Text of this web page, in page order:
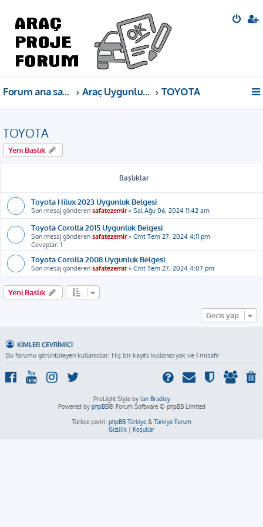
Forum ana sayfa Araç Uygunluk Belgeleri TOYOTA
TOYOTA
Yeni Başlık
Başlıklar
Toyota Hilux 2023 Uygunluk Belgesi
Son mesaj gönderen safatezemir« Sal Ağu 06, 2024 11:42 am
Toyota Corolla 2015 Uygunluk Belgesi
Son mesaj gönderen safatezemir« Cmt Tem 27, 2024 4:11 pm
Cevaplar: 1
Toyota Corolla 2008 Uygunluk Belgesi
Son mesaj gönderen safatezemir« Cmt Tem 27, 2024 4:07 pm
Yeni Başlık
Geçiş yap
KIMLER ÇEVRIMIÇI
Bu forumu görüntüleyen kullanıcılar: Hiç bir kayıtlı kullanıcı yok ve 1 misafir
ProLight Style by Ian Bradley
Powered by phpBB® Forum Software © phpBB Limited
Türkçe çeviri: phpBB Türkiye& Türkiye Forum
Gizlilik | Koşullar